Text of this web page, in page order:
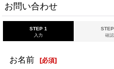
お問い合わせ
STEP 1
入力
確認
お名前 [必須]